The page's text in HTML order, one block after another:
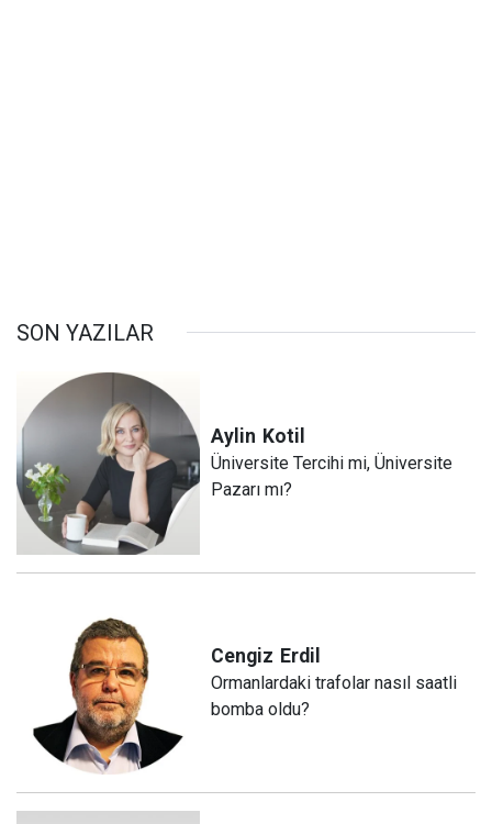
SON YAZILAR
Aylin Kotil
Üniversite Tercihi mi, Üniversite
Pazarı mı?
Cengiz Erdil
Ormanlardaki trafolar nasıl saatli
bomba oldu?